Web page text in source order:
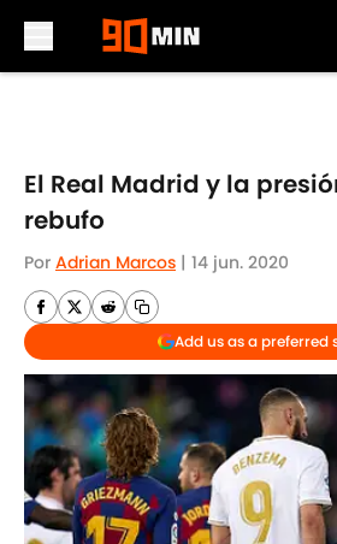
El Real Madrid y la
rebufo
Por Adrian Marcos | 14 jun. 2020
Add us as a preferred